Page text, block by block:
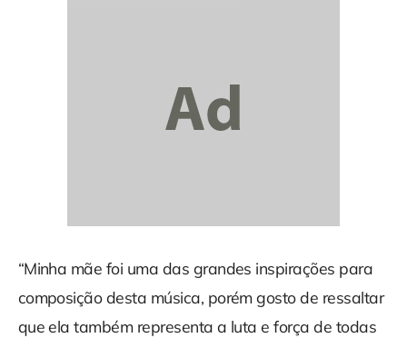
“Minha mãe foi uma das grandes inspirações para
composição desta música, porém gosto de ressaltar
que ela também representa a luta e força de todas